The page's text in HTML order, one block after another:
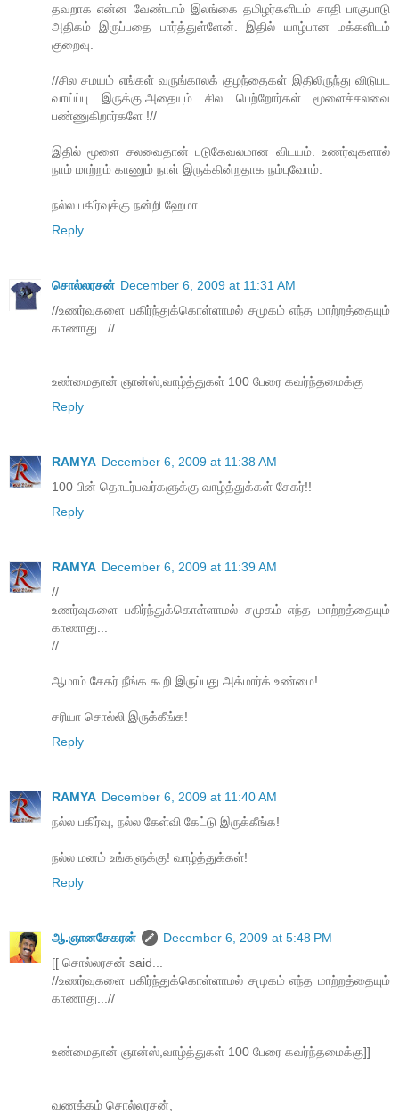
தவறாக என்ன வேண்டாம் இலங்கை தமிழர்களிடம் சாதி பாகுபாடு
அதிகம் இருப்பதை பார்த்துள்ளேன். இதில் யாழ்பான மக்களிடம்
குறைவு.
//சில சமயம் எங்கள் வருங்காலக் குழந்தைகள் இதிலிருந்து விடுபட
வாய்ப்பு இருக்கு.அதையும் சில பெற்றோர்கள் மூளைச்சலவை
பண்ணுகிறார்களே !//
இதில் மூளை சலவைதான் படுகேவலமான விடயம். உணர்வுகளால்
நாம் மாற்றம் காணும் நாள் இருக்கின்றதாக நம்புவோம்.
நல்ல பகிர்வுக்கு நன்றி ஹேமா
Reply
சொல்லரசன் December 6, 2009 at 11:31 AM
//உணர்வுகளை பகிர்ந்துக்கொள்ளாமல் சமுகம் எந்த மாற்றத்தையும்
காணாது...//
உண்மைதான் ஞான்ஸ்,வாழ்த்துகள் 100 பேரை கவர்ந்தமைக்கு
Reply
RAMYA December 6, 2009 at 11:38 AM
100 பின் தொடர்பவர்களுக்கு வாழ்த்துக்கள் சேகர்!!
Reply
RAMYA December 6, 2009 at 11:39 AM
//
உணர்வுகளை பகிர்ந்துக்கொள்ளாமல் சமுகம் எந்த மாற்றத்தையும்
காணாது...
//
ஆமாம் சேகர் நீங்க கூறி இருப்பது அக்மார்க் உண்மை!
சரியா சொல்லி இருக்கீங்க!
Reply
RAMYA December 6, 2009 at 11:40 AM
நல்ல பகிர்வு, நல்ல கேள்வி கேட்டு இருக்கீங்க!
நல்ல மனம் உங்களுக்கு! வாழ்த்துக்கள்!
Reply
ஆ.ஞானசேகரன்
December 6, 2009 at 5:48 PM
[[ சொல்லரசன் said...
//உணர்வுகளை பகிர்ந்துக்கொள்ளாமல் சமுகம் எந்த மாற்றத்தையும்
காணாது...//
உண்மைதான் ஞான்ஸ்,வாழ்த்துகள் 100 பேரை கவர்ந்தமைக்கு]]
வணக்கம் சொல்லரசன்,